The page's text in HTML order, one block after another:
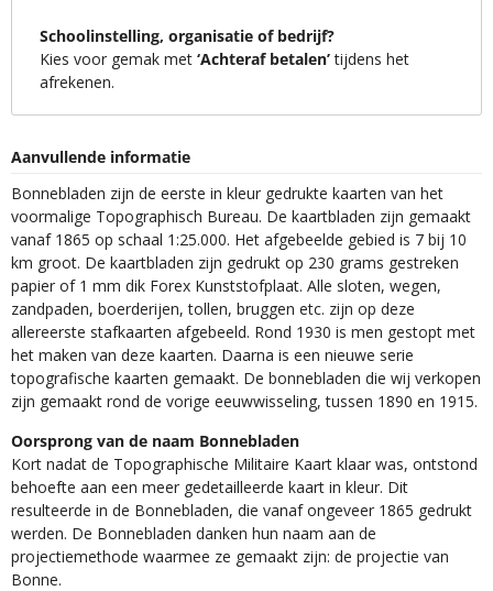
Schoolinstelling, organisatie of bedrijf?
Kies voor gemak met ‘Achteraf betalen’tijdens het
afrekenen.
Aanvullende informatie
Bonnebladen zijn de eerste in kleur gedrukte kaarten van het
voormalige Topographisch Bureau. De kaartbladen zijn gemaakt
vanaf 1865 op schaal 1:25.000. Het afgebeelde gebied is 7 bij 10
km groot. De kaartbladen zijn gedrukt op 230 grams gestreken
papier of 1 mm dik Forex Kunststofplaat. Alle sloten, wegen,
zandpaden, boerderijen, tollen, bruggen etc. zijn op deze
allereerste stafkaarten afgebeeld. Rond 1930 is men gestopt met
het maken van deze kaarten. Daarna is een nieuwe serie
topografische kaarten gemaakt. De bonnebladen die wij verkopen
zijn gemaakt rond de vorige eeuwwisseling, tussen 1890 en 1915.
Oorsprong van de naam Bonnebladen
Kort nadat de Topographische Militaire Kaart klaar was, ontstond
behoefte aan een meer gedetailleerde kaart in kleur. Dit
resulteerde in de Bonnebladen, die vanaf ongeveer 1865 gedrukt
werden. De Bonnebladen danken hun naam aan de
projectiemethode waarmee ze gemaakt zijn: de projectie van
Bonne.